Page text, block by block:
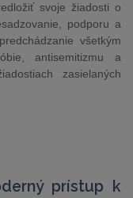
svoje žiadosti o
podporu a
všetkým
antisemitizmu a
zasielaných
prístup k